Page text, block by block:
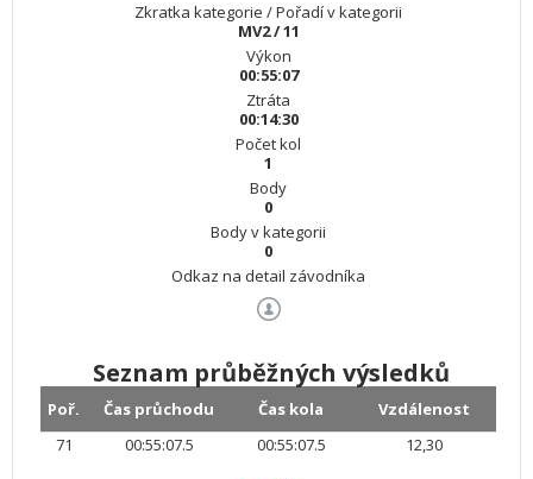
Zkratka kategorie / Pořadí v kategorii
MV2 / 11
Výkon
00:55:07
Ztráta
00:14:30
Počet kol
1
Body
0
Body v kategorii
0
Odkaz na detail závodníka
Seznam průběžných výsledků
Poř. Čas průchodu Čas kola
Vzdálenost
71
00:55:07.5 00:55:07.5 12,30